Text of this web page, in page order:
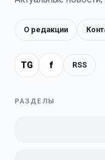
О редакции
TG f RSS
РАЗДЕЛЫ